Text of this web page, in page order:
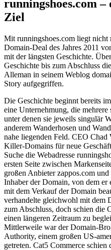
runningshoes.com –
Ziel
Mit runningshoes.com liegt nicht
Domain-Deal des Jahres 2011
mit der längsten Geschichte.
Geschichte bis zum Abschluss
Alleman in seinem Weblog
Story aufgegriffen.
Die Geschichte beginnt bereits
eine Unternehmung, die
unter denen sie jeweils singulär
anderem Wanderhosen und
nahe liegenden Feld. CEO Chad
Killer-Domains für neue
Suche die Webadresse
ersten Seite zwischen
großen Anbieter zappos.com
Inhaber der Domain, von dem er
mit dem Verkauf der Domain
verhandelte gleichwohl mit dem
zum Abschluss, doch schien die
einen längeren Zeitraum zu
Mittlerweile war der Domain-
Authority, einem großen US-
getreten. Cat5 Commerce schien